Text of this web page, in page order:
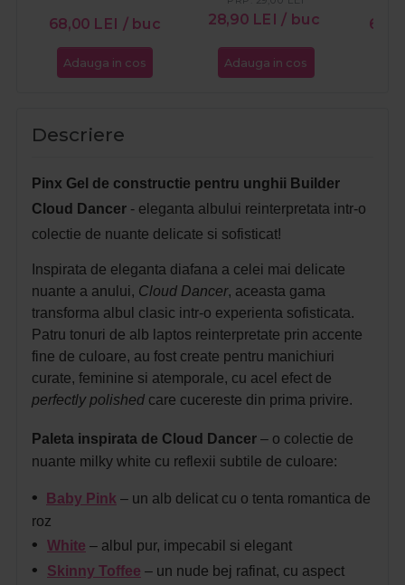
68,00 LEI / buc
Adauga in cos
28,90 LEI / buc
Adauga in cos
Descriere
Pinx Gel de constructie pentru unghii Builder
Cloud Dancer - eleganta albului reinterpretata intr-o
colectie de nuante delicate si sofisticat!
Inspirata de eleganta diafana a celei mai delicate
nuante a anului, Cloud Dancer, aceasta gama
transforma albul clasic intr-o experienta sofisticata.
Patru tonuri de alb laptos reinterpretate prin accente
fine de culoare, au fost create pentru manichiuri
curate, feminine si atemporale, cu acel efect de
perfectly polished care cucereste din prima privire.
Paleta inspirata de Cloud Dancer – o colectie de
nuante milky white cu reflexii subtile de culoare:
• Baby Pink – un alb delicat cu o tenta romantica de
roz
• White – albul pur, impecabil si elegant
• Skinny Toffee – un nude bej rafinat, cu aspect